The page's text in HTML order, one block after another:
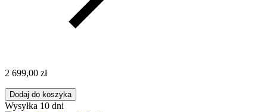
2 699,00 zł
Dodaj do koszyka
Wysyłka 10 dni